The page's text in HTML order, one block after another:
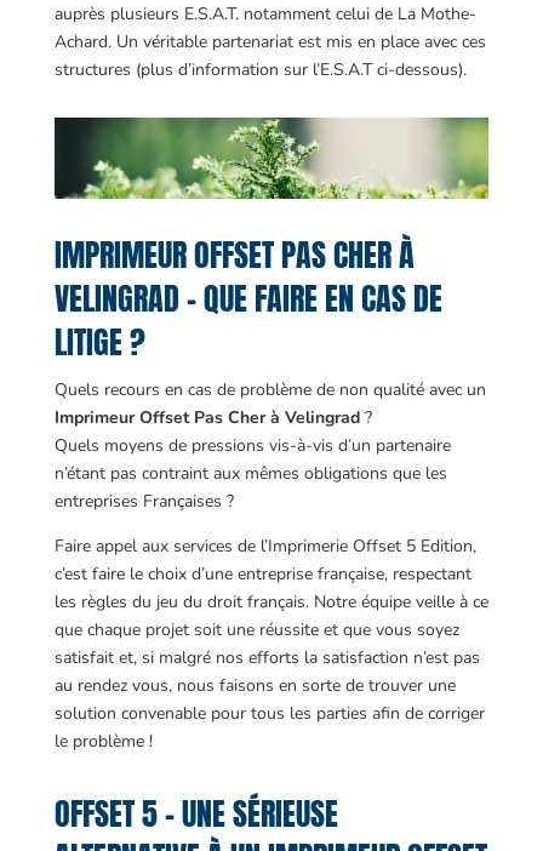
auprès plusieurs E.S.A.T. notamment celui de La Mothe-
Achard. Un véritable partenariat est mis en place avec ces
structures (plus d’information sur l’E.S.A.T ci-dessous).
IMPRIMEUR OFFSET PAS CHER À
VELINGRAD – QUE FAIRE EN CAS DE
LITIGE ?
Quels recours en cas de problème de non qualité avec un
Imprimeur Offset Pas Cher à Velingrad?
Quels moyens de pressions vis-à-vis d’un partenaire
n’étant pas contraint aux mêmes obligations que les
entreprises Françaises ?
Faire appel aux services de l’Imprimerie Offset 5 Edition,
c’est faire le choix d’une entreprise française, respectant
les règles du jeu du droit français. Notre équipe veille à ce
que chaque projet soit une réussite et que vous soyez
satisfait et, si malgré nos efforts la satisfaction n’est pas
au rendez vous, nous faisons en sorte de trouver une
solution convenable pour tous les parties afin de corriger
le problème !
OFFSET 5 – UNE SÉRIEUSE